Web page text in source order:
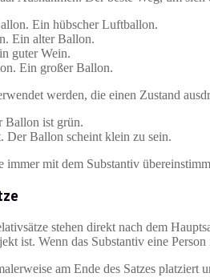
Ein hübscher Luftballon.
Ein alter Ballon.
guter Wein.
Ein großer Ballon.
werden, die einen Zustand
Ballon ist grün.
Der Ballon scheint klein zu sein.
immer mit dem Substantiv
stehen direkt nach dem
ist. Wenn das Substantiv eine
am Ende des Satzes platziert